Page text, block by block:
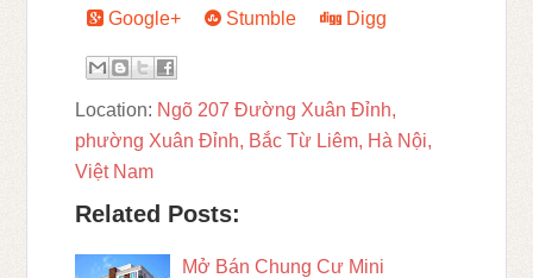
Google+
Stumble Digg
Location: Ngõ 207 Đường Xuân Đỉnh,
phường Xuân Đỉnh, Bắc Từ Liêm, Hà Nội,
Việt Nam
Related Posts:
Mở Bán Chung Cư Mini